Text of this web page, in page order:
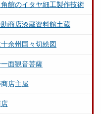
館のイタヤ細工製作技術
商店漆蔵資料館土蔵
余州国々切絵図
面観音菩薩
店主屋